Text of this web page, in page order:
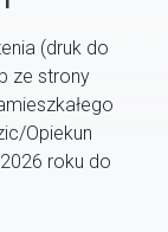
(druk do
ze strony
Opiekun
roku do